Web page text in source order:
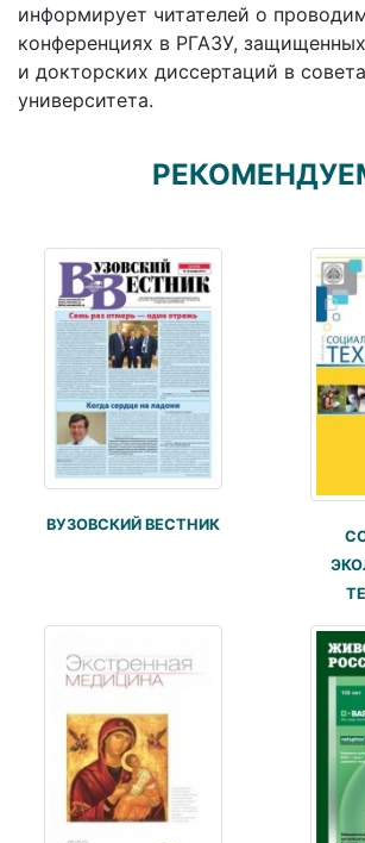
информирует читателей о
конференциях в РГАЗУ,
и докторских диссертаций в
университета.
ВУЗОВСКИЙ ВЕСТНИК